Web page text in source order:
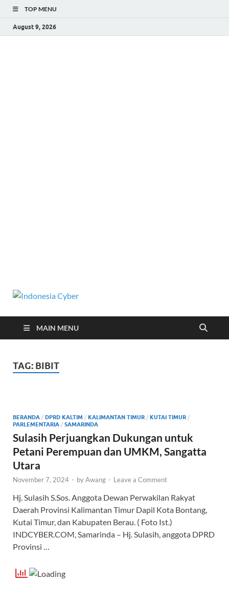
TOP MENU
August 9, 2026
Indonesia
Cyber
MAIN MENU
TAG: BIBIT
BERANDA / DPRD KALTIM / KALIMANTAN TIMUR / KUTAI TIMUR /
PARLEMENTARIA / SAMARINDA
Sulasih Perjuangkan Dukungan untuk
Petani Perempuan dan UMKM, Sangatta
Utara
November 7, 2024 - byAwang - Leave a Comment
Hj. Sulasih S.Sos. Anggota Dewan Perwakilan Rakyat
Daerah Provinsi Kalimantan Timur Dapil Kota Bontang,
Kutai Timur, dan Kabupaten Berau. ( Foto Ist.)
INDCYBER.COM, Samarinda – Hj. Sulasih, anggota DPRD
Provinsi …